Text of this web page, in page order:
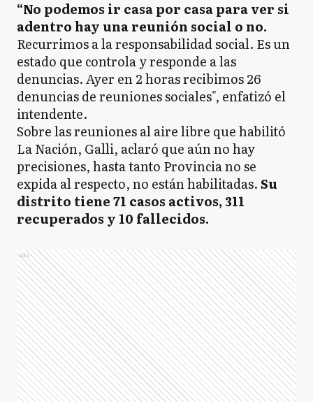
“No podemos ir casa por casa para ver si
adentro hay una reunión social o no.
Recurrimos a la responsabilidad social. Es un
estado que controla y responde a las
denuncias. Ayer en 2 horas recibimos 26
denuncias de reuniones sociales", enfatizó el
intendente.
Sobre las reuniones al aire libre que habilitó
La Nación, Galli, aclaró que aún no hay
precisiones, hasta tanto Provincia no se
expida al respecto, no están habilitadas.Su
distrito tiene 71 casos activos, 311
recuperados y 10 fallecidos.
Ads